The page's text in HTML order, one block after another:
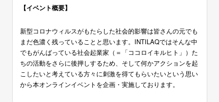
【イベント概要】
新型コロナウィルスがもたらした社会的影響は皆さんの元でも
まだ色濃く残っていることと思います。INTILAQではそんな中
でもがんばっている社会起業家（＝「ココロイキルヒト」）た
ちの活動をさらに後押しするため、そして何かアクションを起
こしたいと考えている方々に刺激を得てもらいたいという思い
から本オンラインイベントを企画・実施しております。